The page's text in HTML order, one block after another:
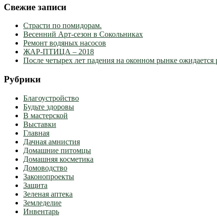
Свежие записи
Страсти по помидорам.
Весенний Арт-сезон в Сокольниках
Ремонт водяных насосов
ЖАР-ПТИЦА – 2018
После четырех лет падения на оконном рынке ожидается
Рубрики
Благоустройство
Будьте здоровы
В мастерской
Выставки
Главная
Дачная амнистия
Домашние питомцы
Домашняя косметика
Домоводство
Законопроекты
Защита
Зеленая аптека
Земледелие
Инвентарь